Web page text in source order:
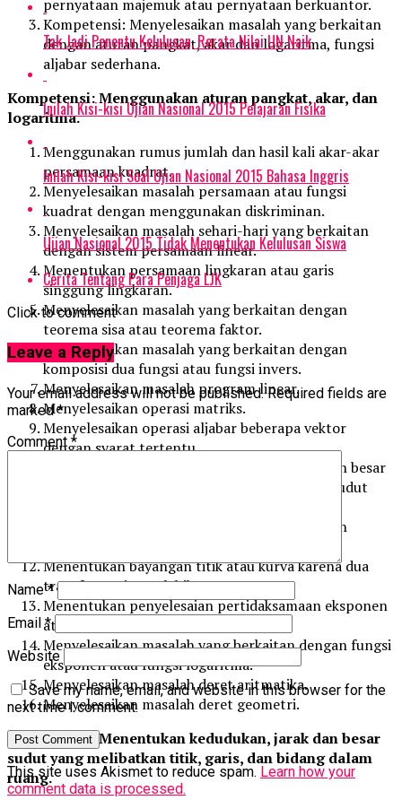
pernyataan majemuk atau pernyataan berkuantor.
Kompetensi: Menyelesaikan masalah yang berkaitan
dengan aturan pangkat, akar dan logaritma, fungsi
aljabar sederhana.
Kompetensi: Menggunakan aturan pangkat, akar, dan
logaritma.
Menggunakan rumus jumlah dan hasil kali akar-akar
persamaan kuadrat.
Menyelesaikan masalah persamaan atau fungsi
kuadrat dengan menggunakan diskriminan.
Menyelesaikan masalah sehari-hari yang berkaitan
dengan sistem persamaan linear.
Menentukan persamaan lingkaran atau garis
singgung lingkaran.
Menyelesaikan masalah yang berkaitan dengan
teorema sisa atau teorema faktor.
Menyelesaikan masalah yang berkaitan dengan
komposisi dua fungsi atau fungsi invers.
Menyelesaikan masalah program linear.
Menyelesaikan operasi matriks.
Menyelesaikan operasi aljabar beberapa vektor
dengan syarat tertentu.
Menyelesaikan masalah yang berkaitan dengan besar
sudut atau nilai perbandingan trigonometri sudut
Menyelesaikan masalah yang berkaitan dengan
Menentukan bayangan titik atau kurva karena dua
transformasi atau lebih.
Menentukan penyelesaian pertidaksamaan eksponen
atau logaritma.
Menyelesaikan masalah yang berkaitan dengan fungsi
eksponen atau fungsi logaritma.
Menyelesaikan masalah deret aritmatika.
Menyelesaikan masalah deret geometri.
Kompetensi: Menentukan kedudukan, jarak dan besar
sudut yang melibatkan titik, garis, dan bidang dalam
ruang.
Tak Jadi Penentu Kelulusan, Rerata Nilai UN Naik
Inilah Kisi-kisi Ujian Nasional 2015 Pelajaran Fisika
Inilah Kisi-kisi Soal Ujian Nasional 2015 Bahasa Inggris
Ujian Nasional 2015 Tidak Menentukan Kelulusan Siswa
Cerita Tentang Para Penjaga LJK
Click to comment
Leave a Reply
Your email address will not be published. Required fields are
marked*
Comment*
Name*
Email*
Website
Save my name, email, and website in this browser for the
next time I comment.
This site uses Akismet to reduce spam. Learn how your
comment data is processed.